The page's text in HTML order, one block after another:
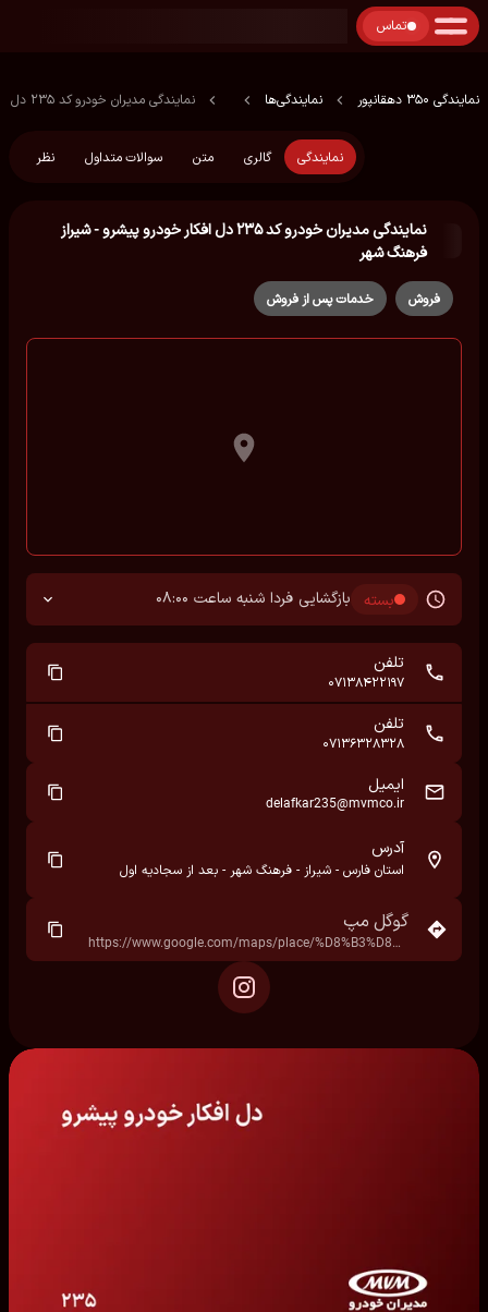
تماس
نمایندگی 350 دهقانپور نمایندگی‌ها نمایندگی مدیران خودرو کد ۲۳۵ دل افکار خودرو پیشرو - شیراز فرهنگ شهر
نمایندگی گالری متن سوالات متداول نظر
نمایندگی مدیران خودرو کد ۲۳۵ دل افکار خودرو پیشرو - شیراز
فرهنگ شهر
فروش خدمات پس از فروش
بسته بازگشایی فردا شنبه ساعت 08:00
تلفن
07138422197
تلفن
07136328328
ایمیل
delafkar235@mvmco.ir
آدرس
استان فارس - شیراز - فرهنگ شهر - بعد از سجادیه اول
گوگل مپ
https://www.google.com/maps/place/%D8%B3%D8%AC%D8%A7%D8%AF%DB%8C%D9%87+%D8%AF%D9%88%D9%85%E2%80%AD/@29.6699528,52.4554548,17z/data=!3m1!4b1!4m6!3m5!1s0x3fb210d7c4934467:0x5a743fcb87634302!8m2!3d29.6699528!4d52.4554548!16s%2Fg%2F1ptwns9mn